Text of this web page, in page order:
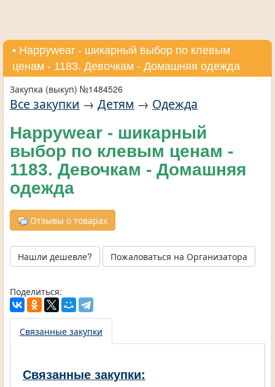
• Нappywear - шикарный выбор по клевым
ценам - 1183. Девочкам - Домашняя одежда
Закупка (выкуп) №1484526
Все закупки → Детям → Одежда
Нappywear - шикарный
выбор по клевым ценам -
1183. Девочкам - Домашняя
одежда
Отзывы о товарах
Нашли дешевле? Пожаловаться на Организатора
Поделиться:
Связанные закупки
Связанные закупки: